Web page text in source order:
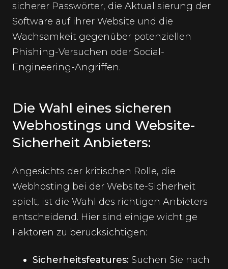
sicherer Passwörter, die Aktualisierung der
Software auf ihrer Website und die
Wachsamkeit gegenüber potenziellen
Phishing-Versuchen oder Social-
Engineering-Angriffen.
Die Wahl eines sicheren
Webhostings und Website-
Sicherheit Anbieters:
Angesichts der kritischen Rolle, die
Webhosting bei der Website-Sicherheit
spielt, ist die Wahl des richtigen Anbieters
entscheidend. Hier sind einige wichtige
Faktoren zu berücksichtigen:
Sicherheitsfeatures: Suchen Sie nach